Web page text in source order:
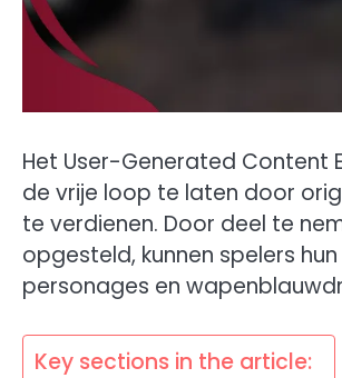
Het User-Generated Content
de vrije loop te laten door
te verdienen. Door deel te
opgesteld, kunnen spelers
personages en
Key sections in the article: